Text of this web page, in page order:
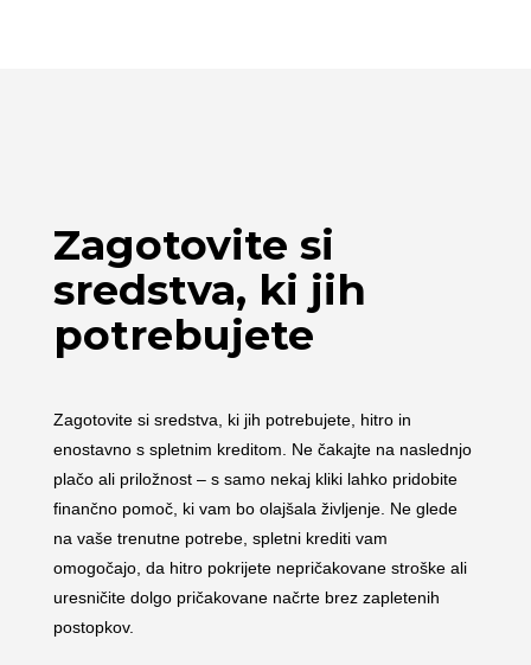
Zagotovite si
sredstva, ki jih
potrebujete
Zagotovite si sredstva, ki jih potrebujete, hitro in
enostavno s spletnim kreditom. Ne čakajte na naslednjo
plačo ali priložnost – s samo nekaj kliki lahko pridobite
finančno pomoč, ki vam bo olajšala življenje. Ne glede
na vaše trenutne potrebe, spletni krediti vam
omogočajo, da hitro pokrijete nepričakovane stroške ali
uresničite dolgo pričakovane načrte brez zapletenih
postopkov.